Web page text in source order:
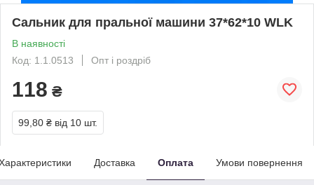
Сальник для пральної машини 37*62*10 WLK
В наявності
Код: 1.1.0513
Опт і роздріб
118 ₴
99,80 ₴ від 10 шт.
Доставка Оплата Умови повернення